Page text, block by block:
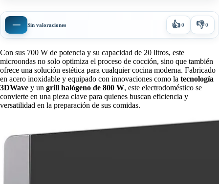
— Sin valoraciones 👍0 👎0
Con sus 700 W de potencia y su capacidad de 20 litros, este
microondas no solo optimiza el proceso de cocción, sino que también
ofrece una solución estética para cualquier cocina moderna. Fabricado
en acero inoxidable y equipado con innovaciones como la tecnología
3DWave y un grill halógeno de 800 W, este electrodoméstico se
convierte en una pieza clave para quienes buscan eficiencia y
versatilidad en la preparación de sus comidas.